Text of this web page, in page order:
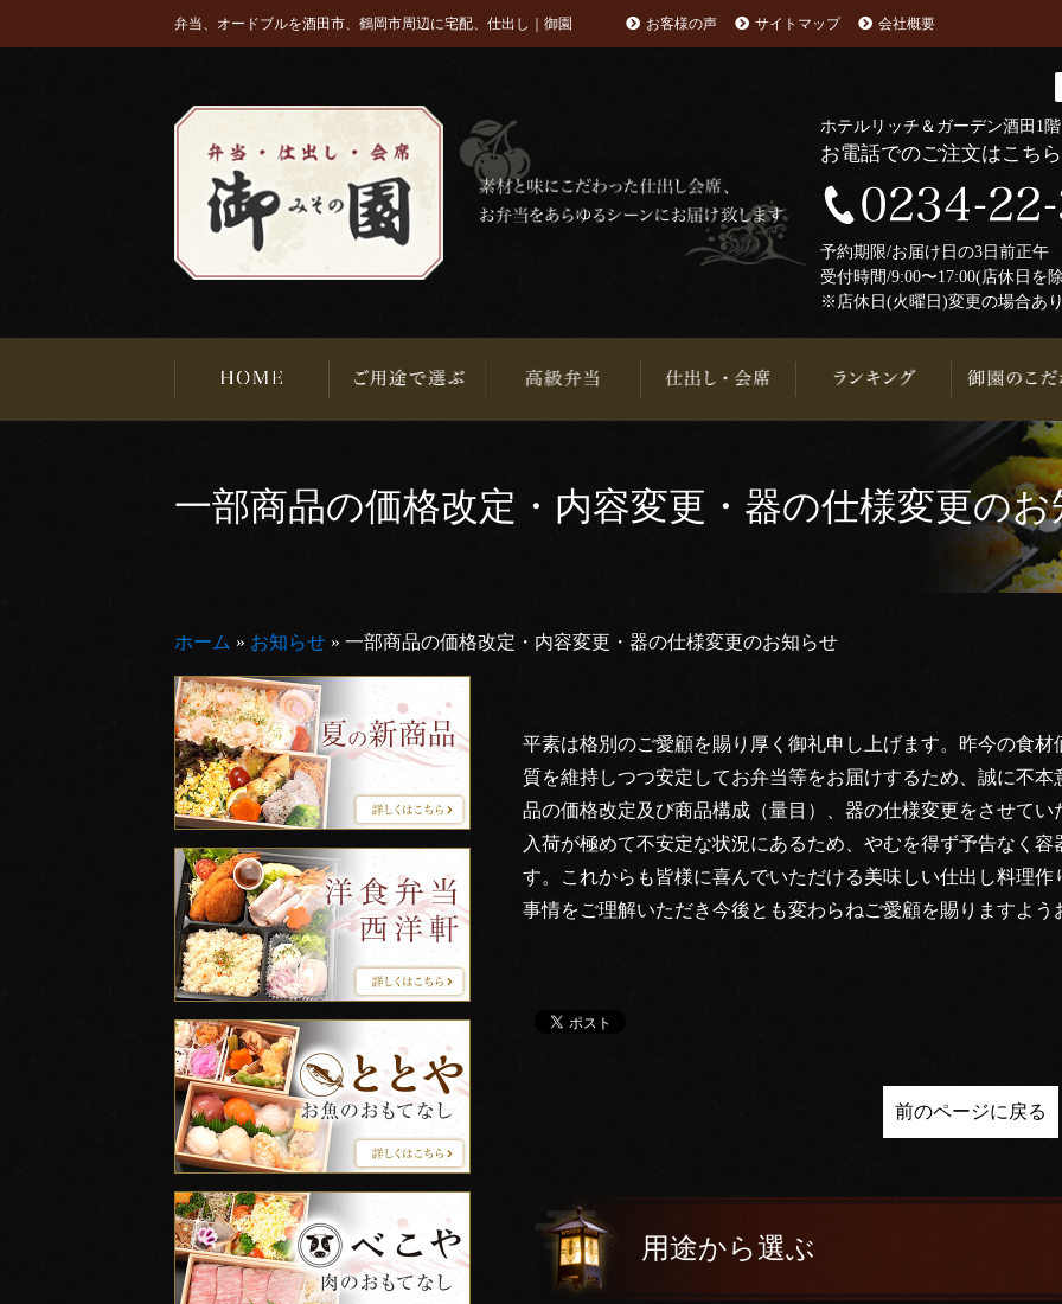
弁当、オードブルを酒田市、鶴岡市周辺に宅配、仕出し｜御園 お客様の声 サイトマップ 会社概要
ホテルリッチ＆ガーデン酒田1
お電話でのご注文はこち
予約期限/お届け日の3日前正
受付時間/9:00〜17:00(店休日を
※店休日(火曜日)変更の場合あ
一部商品の価格改定・内容変更・器の仕様変更の
ホーム » お知らせ » 一部商品の価格改定・内容変更・器の仕様変更のお知らせ
平素は格別のご愛顧を賜り厚く御礼申し上げます。昨今の食
質を維持しつつ安定してお弁当等をお届けするため、誠に不
品の価格改定及び商品構成（量目）、器の仕様変更をさせて
入荷が極めて不安定な状況にあるため、やむを得ず予告なく
す。これからも皆様に喜んでいただける美味しい仕出し料理
事情をご理解いただき今後とも変わらねご愛顧を賜りますよう
前のページに戻る
用途から選ぶ